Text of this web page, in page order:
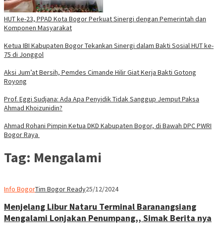
HUT ke-23, PPAD Kota Bogor Perkuat Sinergi dengan Pemerintah dan
Komponen Masyarakat
Ketua IBI Kabupaten Bogor Tekankan Sinergi dalam Bakti Sosial HUT ke-
75 di Jonggol
Aksi Jum’at Bersih, Pemdes Cimande Hilir Giat Kerja Bakti Gotong
Royong
Prof. Eggi Sudjana: Ada Apa Penyidik Tidak Sanggup Jemput Paksa
Ahmad Khoizunidin?
Ahmad Rohani Pimpin Ketua DKD Kabupaten Bogor, di Bawah DPC PWRI
Bogor Raya
Tag: Mengalami
Info BogorTim Bogor Ready25/12/2024
Menjelang Libur Nataru Terminal Baranangsiang
Mengalami Lonjakan Penumpang,, Simak Berita nya